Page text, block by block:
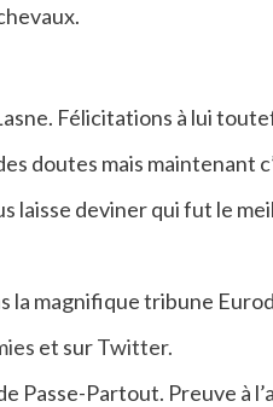
Félicitations à lui
doutes mais maintenant
laisse deviner qui fut le
la magnifique tribune
et surTwitter.
Passe-Partout. Preuve à